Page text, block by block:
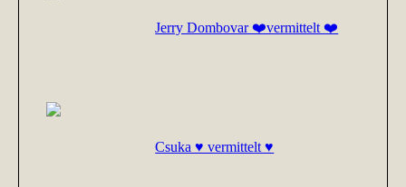
Jerry Dombovar ❤️vermittelt ❤️
Csuka ♥ vermittelt ♥